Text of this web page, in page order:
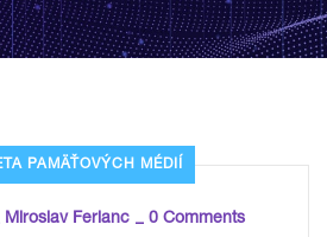
PAMÄŤOVÝCH MÉDIÍ
Miroslav Ferianc _ 0 Comments